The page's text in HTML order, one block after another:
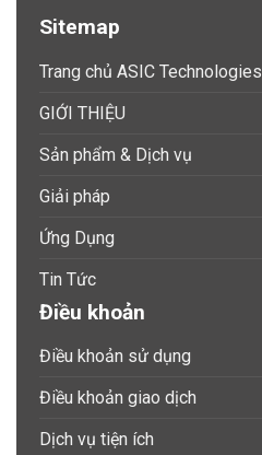
Sitemap
Trang chủ ASIC Technologies
GIỚI THIỆU
Sản phẩm & Dịch vụ
Giải pháp
Ứng Dụng
Tin Tức
Điều khoản
Điều khoản sử dụng
Điều khoản giao dịch
Dịch vụ tiện ích